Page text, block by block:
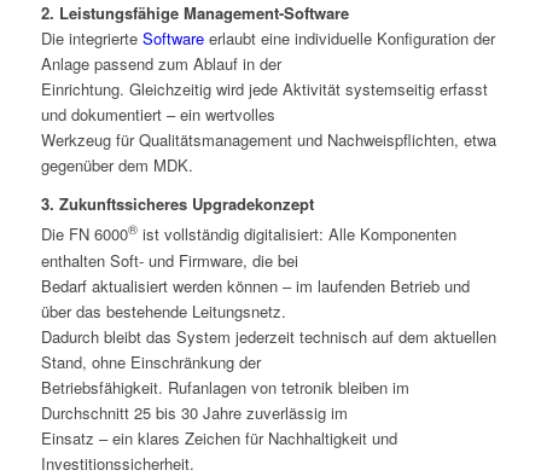
2. Leistungsfähige Management-Software
Die integrierte Softwareerlaubt eine individuelle Konfiguration der
Anlage passend zum Ablauf in der
Einrichtung. Gleichzeitig wird jede Aktivität systemseitig erfasst
und dokumentiert – ein wertvolles
Werkzeug für Qualitätsmanagement und Nachweispflichten, etwa
gegenüber dem MDK.
3. Zukunftssicheres Upgradekonzept
Die FN 6000®ist vollständig digitalisiert: Alle Komponenten
enthalten Soft- und Firmware, die bei
Bedarf aktualisiert werden können – im laufenden Betrieb und
über das bestehende Leitungsnetz.
Dadurch bleibt das System jederzeit technisch auf dem aktuellen
Stand, ohne Einschränkung der
Betriebsfähigkeit. Rufanlagen von tetronik bleiben im
Durchschnitt 25 bis 30 Jahre zuverlässig im
Einsatz – ein klares Zeichen für Nachhaltigkeit und
Investitionssicherheit.